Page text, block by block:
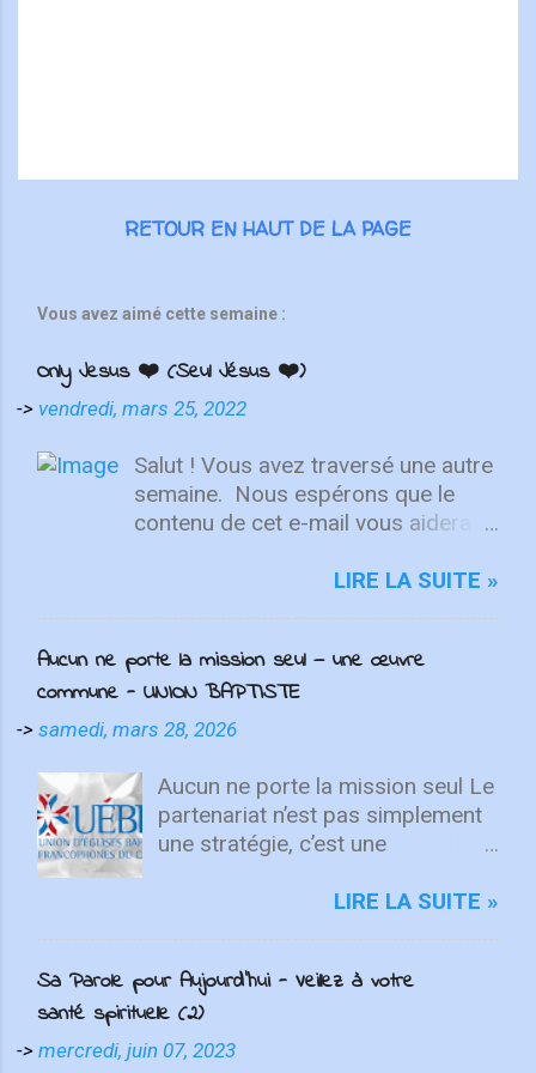
RETOUR EN HAUT DE LA PAGE
Vous avez aimé cette semaine :
Only Jesus ❤️ (Seul Jésus ❤️)
-> vendredi, mars 25, 2022
Salut ! Vous avez traversé une autre
semaine. ⁣ Nous espérons que le
contenu de cet e-mail vous aidera à
Quelle que soit la semaine que vous
une nouvelle chance de se détendre
et de se reposer en Lui. "Puisque
vous êtes ressuscités avec Christ,
d'en haut, où Christ est assis à la
droite de Dieu. Ayez l'esprit sur les
choses d'en haut, non sur les
choses terrestres" - Colossiens
3:1-2 L'équipe d'intégrité ÉCOUTE
énergique, ICF Worship présente
"Only You" , une toute nouvelle
chanson qui fait place à l'adoration
LIRE LA SUITE »
Aucun ne porte la mission seul — une œuvre
commune - UNION BAPTISTE
-> samedi, mars 28, 2026
Aucun ne porte la mission seul Le
partenariat n’est pas simplement
une stratégie, c’est une
des personnes aux dons et
ne pourrait faire seul. Les
Écritures en témoignent à
plusieurs reprises. Dans Zacharie
LIRE LA SUITE »
Sa Parole pour Aujourd'hui - Veillez à votre
santé spirituelle (2)
-> mercredi, juin 07, 2023